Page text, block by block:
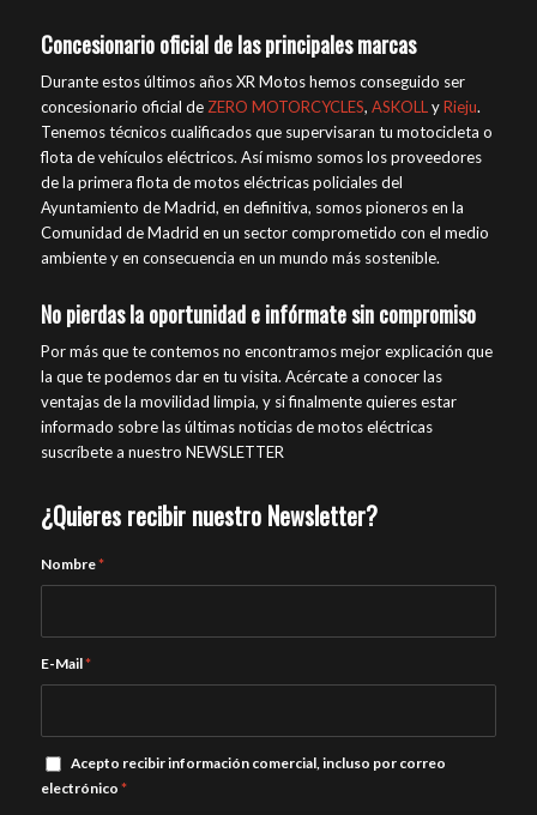
Concesionario oficial de las principales marcas
Durante estos últimos años XR Motos hemos conseguido ser
concesionario oficial de ZERO MOTORCYCLES, ASKOLL yRieju.
Tenemos técnicos cualificados que supervisaran tu motocicleta o
flota de vehículos eléctricos. Así mismo somos los proveedores
de la primera flota de motos eléctricas policiales del
Ayuntamiento de Madrid, en definitiva, somos pioneros en la
Comunidad de Madrid en un sector comprometido con el medio
ambiente y en consecuencia en un mundo más sostenible.
No pierdas la oportunidad e infórmate sin compromiso
Por más que te contemos no encontramos mejor explicación que
la que te podemos dar en tu visita. Acércate a conocer las
ventajas de la movilidad limpia, y si finalmente quieres estar
informado sobre las últimas noticias de motos eléctricas
suscríbete a nuestro NEWSLETTER
¿Quieres recibir nuestro Newsletter?
Nombre*
E-Mail*
Acepto recibir información comercial, incluso por correo
electrónico *